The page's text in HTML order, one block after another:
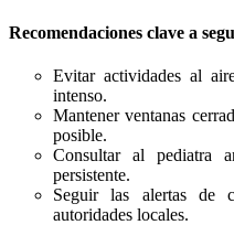
Recomendaciones clave a
Evitar actividades al
intenso.
Mantener ventanas
posible.
Consultar al pediatra
persistente.
Seguir las alertas de
autoridades locales.